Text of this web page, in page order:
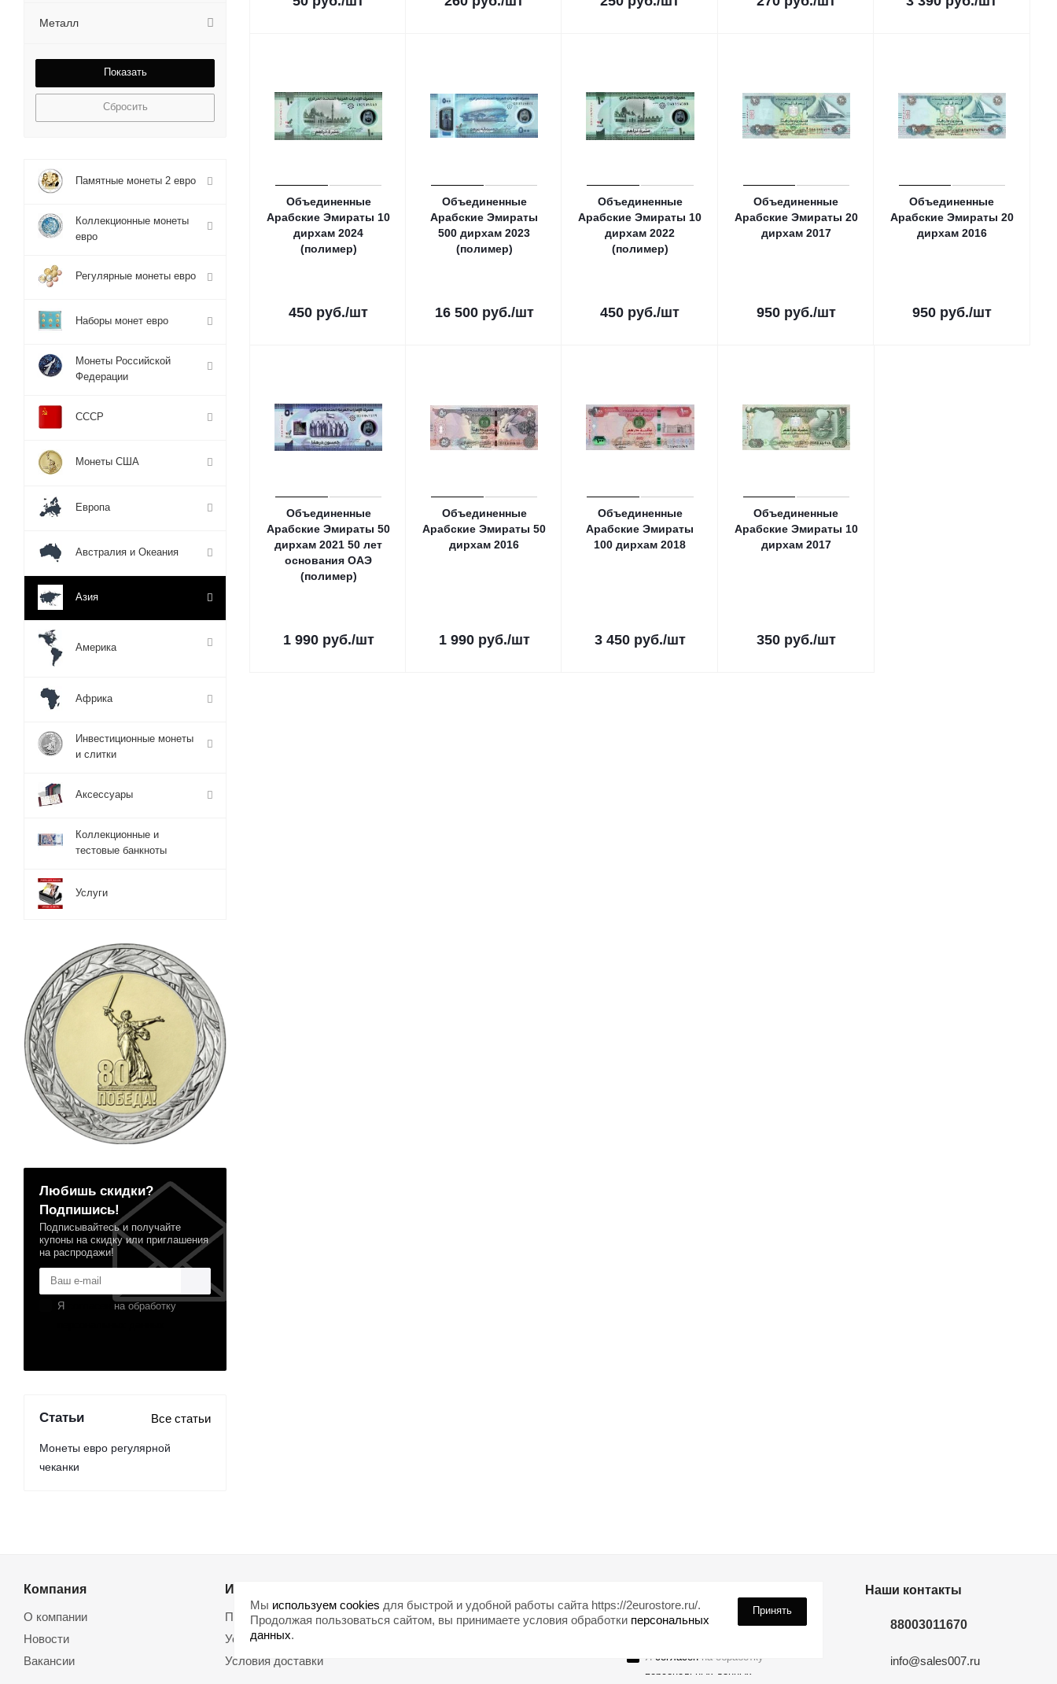
Объединенные
Арабские Эмираты 10
дирхам 2024
(полимер)
450 руб./шт
Объединенные
Арабские Эмираты
500 дирхам 2023
(полимер)
16 500руб./шт
Объединенные
Арабские Эмираты 10
дирхам 2022
(полимер)
450 руб./шт
Объединенные
Арабские Эмираты 20
дирхам 2017
950руб./шт
Объединенные
Арабские Эмираты 20
дирхам 2016
950руб./шт
Объединенные
Арабские Эмираты 50
дирхам 2021 50 лет
основания ОАЭ
(полимер)
1 990руб./шт
Объединенные
Арабские Эмираты 50
дирхам 2016
1 990руб./шт
Объединенные
Арабские Эмираты
100 дирхам 2018
3 450руб./шт
Объединенные
Арабские Эмираты 10
дирхам 2017
350руб./шт
Металл
Сбросить
Памятные монеты 2 евро
Коллекционные монеты
евро
Регулярные монеты евро
Наборы монет евро
Монеты Российской
Федерации
СССР
Монеты США
Европа
Австралия и Океания
Азия
Америка
Африка
Инвестиционные монеты
и слитки
Аксессуары
Коллекционные и
тестовые банкноты
Услуги
Любишь скидки?
Подпишись!
Подписывайтесь и получайте
купоны на скидку или приглашения
на распродажи!
Я
на обработку
Статьи Все статьи
Монеты евро регулярной
чеканки
Компания
О компании
Новости
Вакансии
Информация
Помощь
Условия оплаты
Условия доставки
Блог
Я согласенна обработку
персональных данных
Наши контакты
88003011670
info@sales007.ru
Мы используем cookies для быстрой и удобной работы сайта https://2eurostore.ru/.
Продолжая пользоваться сайтом, вы принимаете условия обработки персональных
данных.
Принять